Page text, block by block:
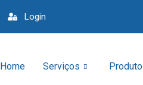
Login
Home Serviços